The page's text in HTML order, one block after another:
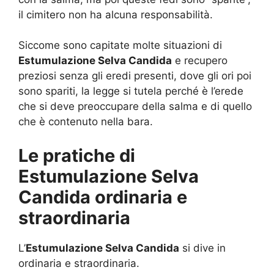
il cimitero non ha alcuna responsabilità.
Siccome sono capitate molte situazioni di
Estumulazione Selva Candida e recupero
preziosi senza gli eredi presenti, dove gli ori poi
sono spariti, la legge si tutela perché è l’erede
che si deve preoccupare della salma e di quello
che è contenuto nella bara.
Le pratiche di
Estumulazione Selva
Candida ordinaria e
straordinaria
L’Estumulazione Selva Candida si dive in
ordinaria e straordinaria.